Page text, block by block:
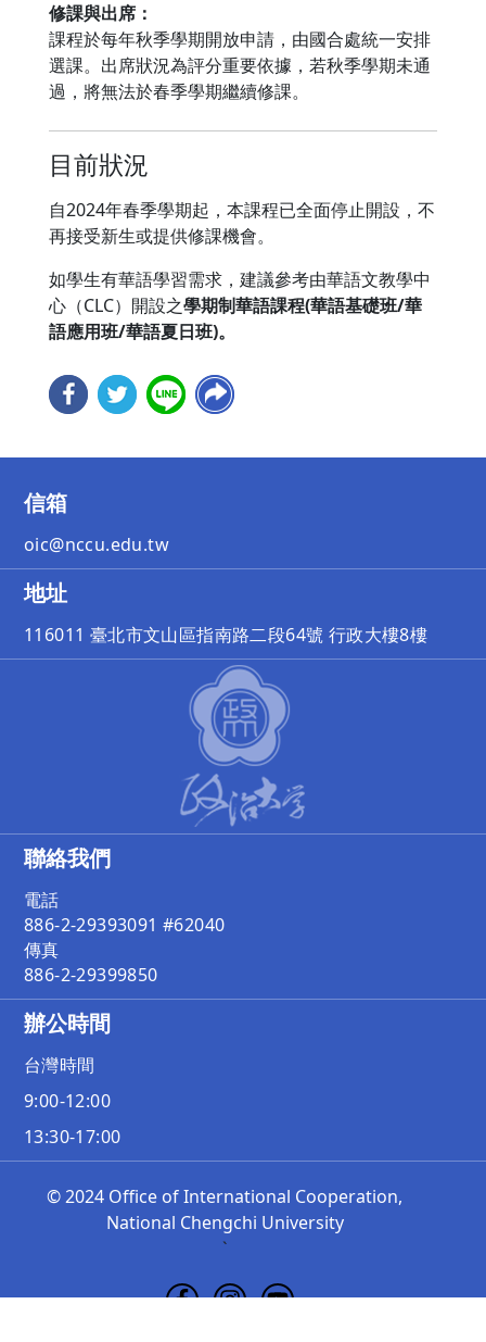
修課與出席：
課程於每年秋季學期開放申請，由國合處統一安排
選課。出席狀況為評分重要依據，若秋季學期未通
過，將無法於春季學期繼續修課。
目前狀況
自2024年春季學期起，本課程已全面停止開設，不
再接受新生或提供修課機會。
如學生有華語學習需求，建議參考由華語文教學中
心（CLC）開設之學期制華語課程(華語基礎班/華
語應用班/華語夏日班)。
信箱
oic@nccu.edu.tw
地址
116011 臺北市文山區指南路二段64號 行政大樓8樓
聯絡我們
電話
886-2-29393091 #62040
傳真
886-2-29399850
辦公時間
台灣時間
9:00-12:00
13:30-17:00
© 2024 Office of International Cooperation,
National Chengchi University
`